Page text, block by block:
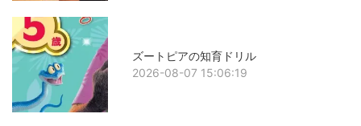
ズートピアの知育ドリル
2026-08-07 15:06:19